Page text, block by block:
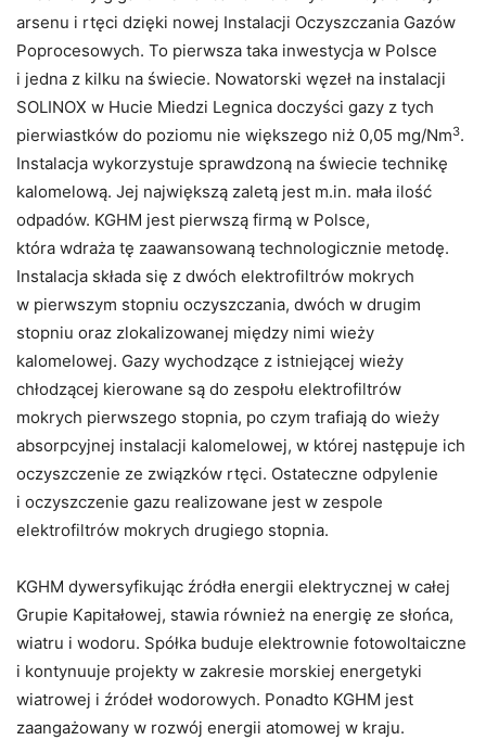
arsenu i rtęci dzięki nowej Instalacji Oczyszczania Gazów
Poprocesowych. To pierwsza taka inwestycja w Polsce
i jedna z kilku na świecie. Nowatorski węzeł na instalacji
SOLINOX w Hucie Miedzi Legnica doczyści gazy z tych
pierwiastków do poziomu nie większego niż 0,05 mg/Nm3.
Instalacja wykorzystuje sprawdzoną na świecie technikę
kalomelową. Jej największą zaletą jest m.in. mała ilość
odpadów. KGHM jest pierwszą firmą w Polsce,
która wdraża tę zaawansowaną technologicznie metodę.
Instalacja składa się z dwóch elektrofiltrów mokrych
w pierwszym stopniu oczyszczania, dwóch w drugim
stopniu oraz zlokalizowanej między nimi wieży
kalomelowej. Gazy wychodzące z istniejącej wieży
chłodzącej kierowane są do zespołu elektrofiltrów
mokrych pierwszego stopnia, po czym trafiają do wieży
absorpcyjnej instalacji kalomelowej, w której następuje ich
oczyszczenie ze związków rtęci. Ostateczne odpylenie
i oczyszczenie gazu realizowane jest w zespole
elektrofiltrów mokrych drugiego stopnia.
KGHM dywersyfikując źródła energii elektrycznej w całej
Grupie Kapitałowej, stawia również na energię ze słońca,
wiatru i wodoru. Spółka buduje elektrownie fotowoltaiczne
i kontynuuje projekty w zakresie morskiej energetyki
wiatrowej i źródeł wodorowych. Ponadto KGHM jest
zaangażowany w rozwój energii atomowej w kraju.